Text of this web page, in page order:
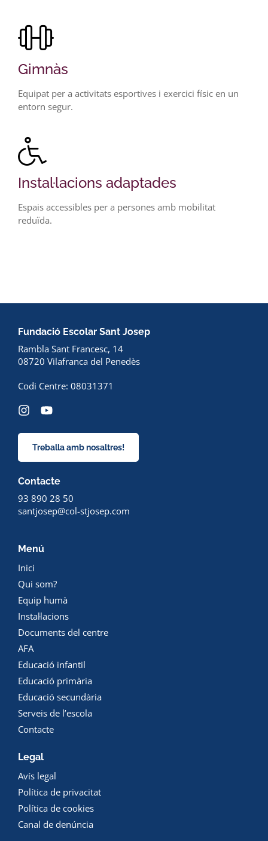
Gimnàs
Equipat per a activitats esportives i exercici físic en un
entorn segur.
Instal·lacions adaptades
Espais accessibles per a persones amb mobilitat
reduïda.
Fundació Escolar Sant Josep
Rambla Sant Francesc, 14
08720 Vilafranca del Penedès
Codi Centre: 08031371
Treballa amb nosaltres!
Contacte
93 890 28 50
santjosep@col-stjosep.com
Menú
Inici
Qui som?
Equip humà
Instal·lacions
Documents del centre
AFA
Educació infantil
Educació primària
Educació secundària
Serveis de l’escola
Contacte
Legal
Avís legal
Política de privacitat
Política de cookies
Canal de denúncia